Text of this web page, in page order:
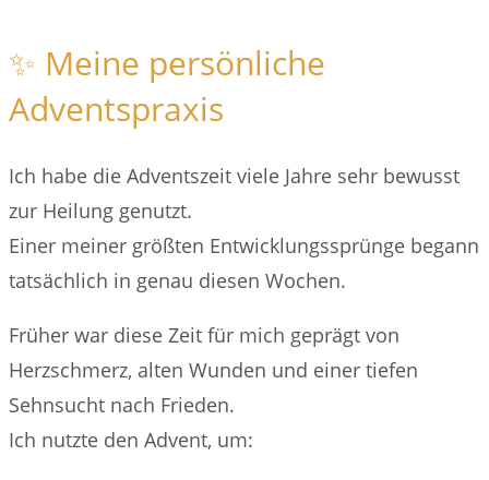
✨ Meine persönliche
Adventspraxis
Ich habe die Adventszeit viele Jahre sehr bewusst
zur Heilung genutzt.
Einer meiner größten Entwicklungssprünge begann
tatsächlich in genau diesen Wochen.
Früher war diese Zeit für mich geprägt von
Herzschmerz, alten Wunden und einer tiefen
Sehnsucht nach Frieden.
Ich nutzte den Advent, um: